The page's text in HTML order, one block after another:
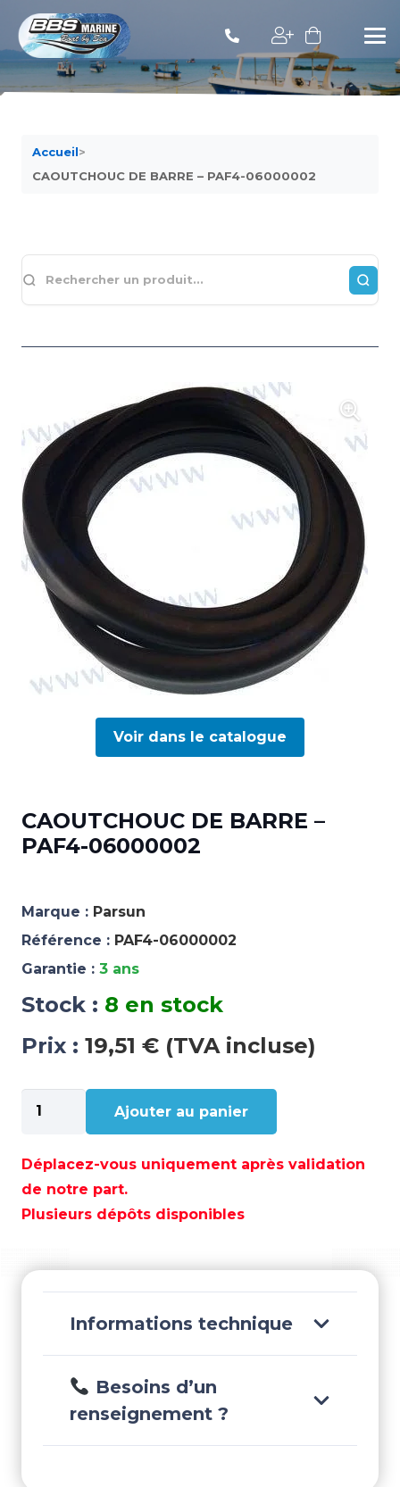
Accueil>
CAOUTCHOUC DE BARRE – PAF4-06000002
Voir dans le catalogue
CAOUTCHOUC DE BARRE –
PAF4-06000002
Marque : Parsun
Référence : PAF4-06000002
Garantie : 3 ans
Stock : 8 en stock
Prix : 19,51 € (TVA incluse)
quantité
de
DE
BARRE
-
Ajouter au panier
Déplacez-vous uniquement après validation
de notre part.
Plusieurs dépôts disponibles
Informations technique
Besoins d’un
renseignement ?